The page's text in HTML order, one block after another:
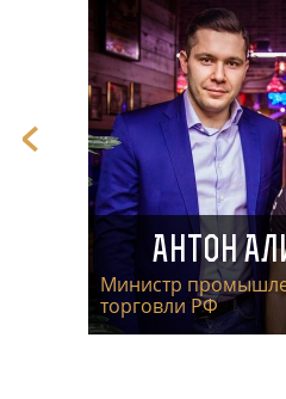
Антон
Министр
торговли РФ